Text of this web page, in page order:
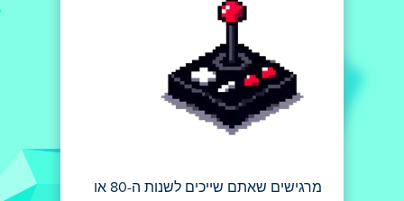
מרגישים שאתם שייכים לשנות ה-80 או